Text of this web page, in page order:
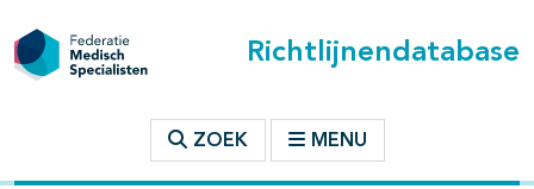
Richtlijnendatabase
ZOEK MENU
binnen deze richtlijn